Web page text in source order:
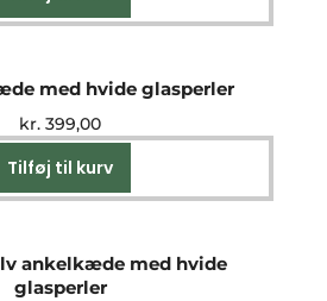
med hvide glasperler
kr. 399,00
Tilføj til kurv
ankelkæde med hvide
glasperler